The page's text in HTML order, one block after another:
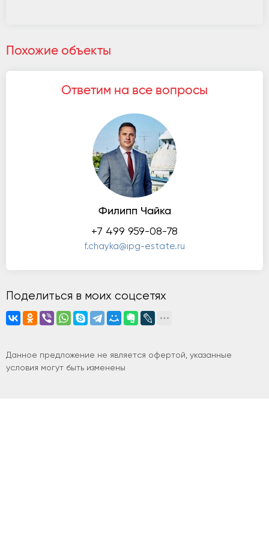
Похожие объекты
Ответим на все вопросы
Филипп Чайка
+7 499 959-08-78
f.chayka@ipg-estate.ru
Поделиться в моих соцсетях
Данное предложение не является офертой, указанные
условия могут быть изменены